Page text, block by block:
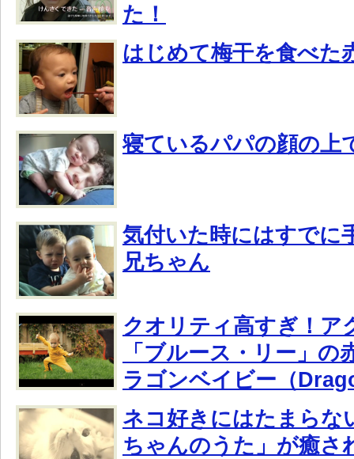
た！
はじめて梅干を食べた
寝ているパパの顔の上
気付いた時にはすでに
兄ちゃん
クオリティ高すぎ！ア
「ブルース・リー」の
ラゴンベイビー（
ネコ好きにはたまらな
ちゃんのうた」が癒さ